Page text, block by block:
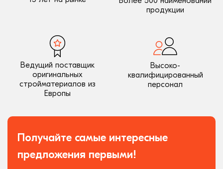
продукции
Ведущий поставщик
оригинальных
стройматериалов из
Европы
Высоко-
квалифицированный
персонал
Получайте самые интересные
предложения первыми!